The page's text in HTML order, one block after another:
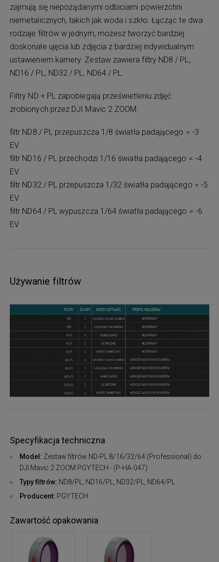
zajmują się niepożądanymi odbiciami powierzchni
niemetalicznych, takich jak woda i szkło. Łącząc te dwa
rodzaje filtrów w jednym, możesz tworzyć bardziej
doskonałe ujęcia lub zdjęcia z bardziej indywidualnym
ustawieniem kamery. Zestaw zawiera filtry ND8 / PL,
ND16 / PL, ND32 / PL, ND64 / PL.
Filtry ND + PL zapobiegają prześwietleniu zdjęć
zrobionych przez DJI Mavic 2 ZOOM:
filtr ND8 / PL przepuszcza 1/8 światła padającego = -3
EV
filtr ND16 / PL przechodzi 1/16 światła padającego = -4
EV
filtr ND32 / PL przepuszcza 1/32 światła padającego = -5
EV
filtr ND64 / PL wypuszcza 1/64 światła padającego = -6
EV
Używanie filtrów
Specyfikacja techniczna
Model: Zestaw filtrów ND-PL 8/16/32/64 (Professional) do
DJI Mavic 2 ZOOM PGYTECH - (P-HA-047)
Typy filtrów: ND8/PL, ND16/PL, ND32/PL, ND64/PL
Producent: PGYTECH
Zawartość opakowania